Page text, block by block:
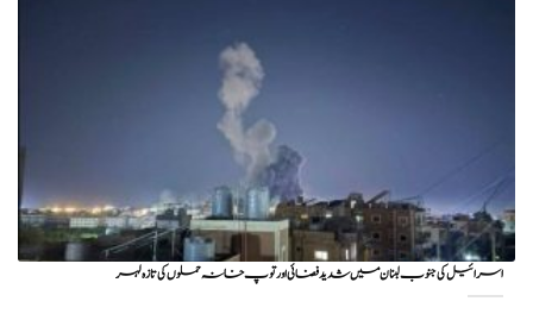
اسرائیل کی جنوب لبنان میں شدید فضائی اور توپ خانہ حملوں کی تازہ لہر